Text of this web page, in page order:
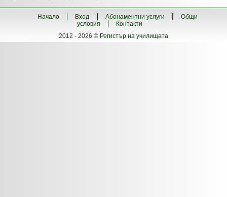
Начало Вход Абонаментни услуги
Общи
условия
Контакти
2012 - 2026 © Регистър на училищата